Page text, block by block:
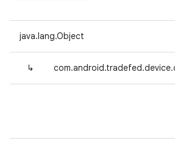
java.lang.Object
↳